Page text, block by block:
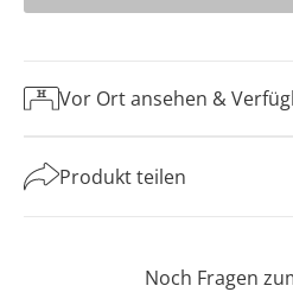
Vor Ort ansehen &
Produkt teilen
Noch Fragen